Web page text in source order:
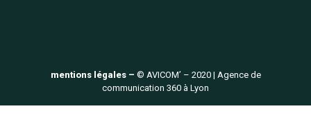
mentions légales – © AVICOM’ – 2020 | Agence de
communication 360 à Lyon